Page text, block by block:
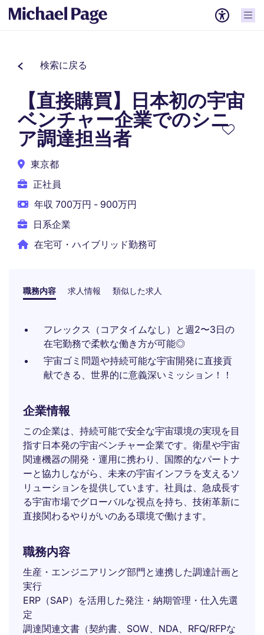
検索に戻る
【直接購買】日本初の宇宙
ベンチャー企業でのシニ
ア調達担当者
東京都
正社員
年収 700万円 - 900万円
日系企業
在宅可・ハイブリッド勤務可
職務内容 求人情報 類似した求人
フレックス（コアタイムなし）と週2〜3日の
在宅勤務で柔軟な働き方が可能◎
宇宙ゴミ問題や持続可能な宇宙開発に直接貢
献できる、世界的に意義深いミッション！！
企業情報
この企業は、持続可能で安全な宇宙環境の実現を目
指す日本発の宇宙ベンチャー企業です。衛星や宇宙
関連機器の開発・運用に携わり、国際的なパートナ
ーと協力しながら、未来の宇宙インフラを支えるソ
リューションを提供しています。社員は、急成長す
る宇宙市場でグローバルな視点を持ち、技術革新に
直接関わるやりがいのある環境で働けます。
職務内容
生産・エンジニアリング部門と連携した調達計画と
実行
ERP（SAP）を活用した発注・納期管理・仕入先選
定
調達関連文書（契約書、SOW、NDA、RFQ/RFPな